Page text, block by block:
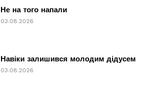
Не на того напали
03.08.2026
Навіки залишився молодим дідусем
03.08.2026